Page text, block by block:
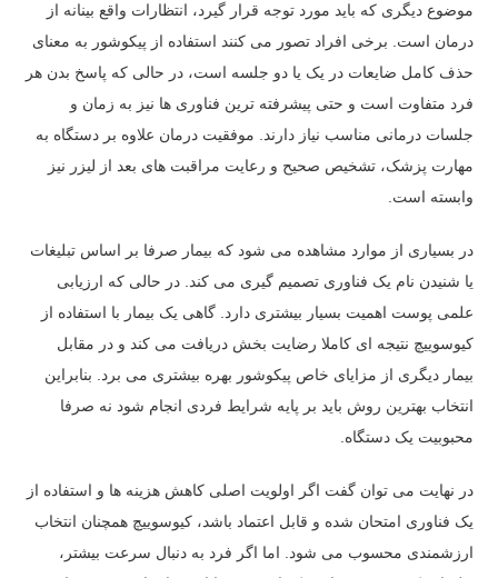
موضوع دیگری که باید مورد توجه قرار گیرد، انتظارات واقع بینانه از
درمان است. برخی افراد تصور می کنند استفاده از پیکوشور به معنای
حذف کامل ضایعات در یک یا دو جلسه است، در حالی که پاسخ بدن هر
فرد متفاوت است و حتی پیشرفته ترین فناوری ها نیز به زمان و
جلسات درمانی مناسب نیاز دارند. موفقیت درمان علاوه بر دستگاه به
مهارت پزشک، تشخیص صحیح و رعایت مراقبت های بعد از لیزر نیز
وابسته است.
در بسیاری از موارد مشاهده می شود که بیمار صرفا بر اساس تبلیغات
یا شنیدن نام یک فناوری تصمیم گیری می کند. در حالی که ارزیابی
علمی پوست اهمیت بسیار بیشتری دارد. گاهی یک بیمار با استفاده از
کیوسوییچ نتیجه ای کاملا رضایت بخش دریافت می کند و در مقابل
بیمار دیگری از مزایای خاص پیکوشور بهره بیشتری می برد. بنابراین
انتخاب بهترین روش باید بر پایه شرایط فردی انجام شود نه صرفا
محبوبیت یک دستگاه.
در نهایت می توان گفت اگر اولویت اصلی کاهش هزینه ها و استفاده از
یک فناوری امتحان شده و قابل اعتماد باشد، کیوسوییچ همچنان انتخاب
ارزشمندی محسوب می شود. اما اگر فرد به دنبال سرعت بیشتر،